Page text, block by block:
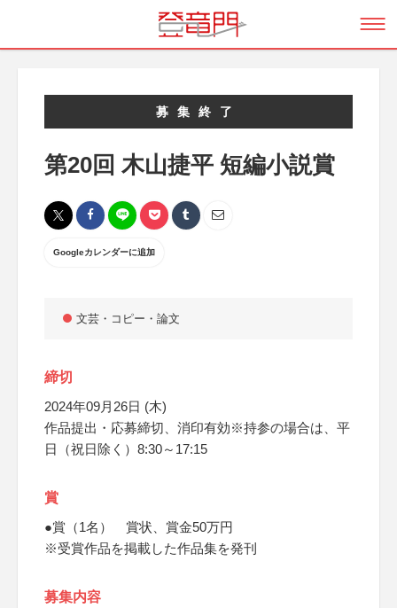
募集終了
第20回 木山捷平 短編小説賞
Googleカレンダーに追加
文芸・コピー・論文
締切
2024年09月26日 (木)
作品提出・応募締切、消印有効※持参の場合は、平
日（祝日除く）8:30～17:15
賞
●賞（1名） 賞状、賞金50万円
※受賞作品を掲載した作品集を発刊
募集内容